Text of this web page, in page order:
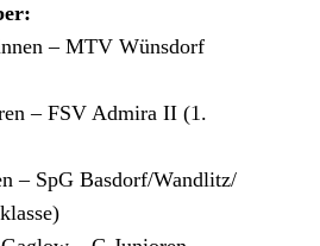
– MTV Wünsdorf
– FSV Admira II (1.
– SpG Basdorf/​Wandlitz/​